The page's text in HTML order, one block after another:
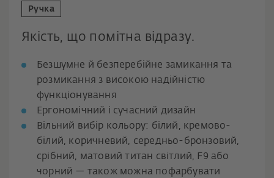
Ручка
Якість, що помітна відразу.
Безшумне й безперебійне замикання та
розмикання з високою надійністю
функціонування
Ергономічний і сучасний дизайн
Вільний вибір кольору: білий, кремово-
білий, коричневий, середньо-бронзовий,
срібний, матовий титан світлий, F9 або
чорний — також можна пофарбувати